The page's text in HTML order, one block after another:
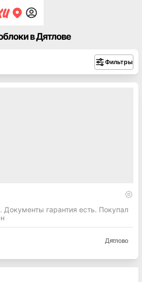
в Дятлове
Фильтры
гарантия есть. Покупал
Дятлово